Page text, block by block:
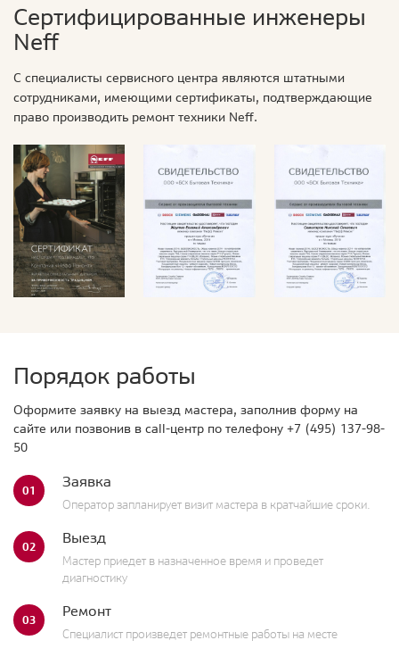
Сертифицированные инженеры
Neff
С специалисты сервисного центра являются штатными
сотрудниками, имеющими сертификаты, подтверждающие
право производить ремонт техники Neff.
Порядок работы
Оформите заявку на выезд мастера, заполнив форму на
сайте или позвонив в call-центр по телефону +7 (495) 137-98-
50
01 Заявка
Оператор запланирует визит мастера в кратчайшие сроки.
02 Выезд
Мастер приедет в назначенное время и проведет
диагностику
03 Ремонт
Специалист произведет ремонтные работы на месте